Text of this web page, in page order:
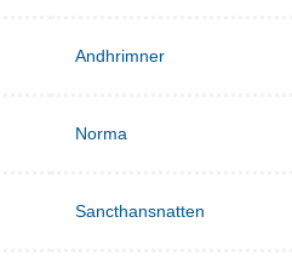
Andhrimner
Norma
Sancthansnatten